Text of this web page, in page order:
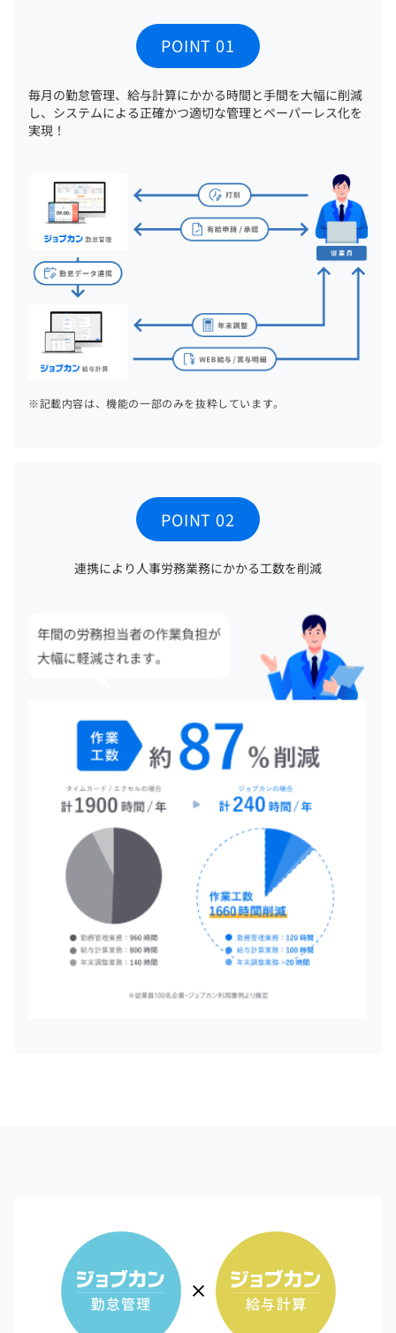
POINT 01
毎月の勤怠管理、給与計算にかかる時間と手間を大幅に削減
し、システムによる正確かつ適切な管理とペーパーレス化を
実現！
※記載内容は、機能の一部のみを抜粋しています。
POINT 02
連携により人事労務業務にかかる工数を削減